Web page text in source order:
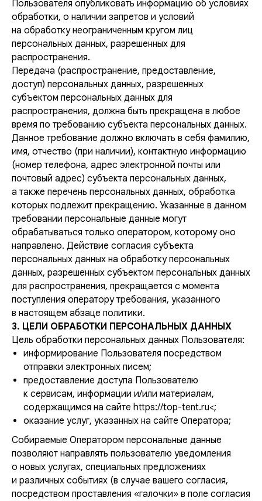
Пользователя опубликовать информацию об условиях
обработки, о наличии запретов и условий
на обработку неограниченным кругом лиц
персональных данных, разрешенных для
распространения.
Передача (распространение, предоставление,
доступ) персональных данных, разрешенных
субъектом персональных данных для
распространения, должна быть прекращена в любое
время по требованию субъекта персональных данных.
Данное требование должно включать в себя фамилию,
имя, отчество (при наличии), контактную информацию
(номер телефона, адрес электронной почты или
почтовый адрес) субъекта персональных данных,
а также перечень персональных данных, обработка
которых подлежит прекращению. Указанные в данном
требовании персональные данные могут
обрабатываться только оператором, которому оно
направлено. Действие согласия субъекта
персональных данных на обработку персональных
данных, разрешенных субъектом персональных данных
для распространения, прекращается с момента
поступления оператору требования, указанного
в настоящем абзаце политики.
3. ЦЕЛИ ОБРАБОТКИ ПЕРСОНАЛЬНЫХ ДАННЫХ
Цель обработки персональных данных Пользователя:
информирование Пользователя посредством
отправки электронных писем;
предоставление доступа Пользователю
к сервисам, информации и/или материалам,
содержащимся на сайте https://top-tent.ru<;
оказание услуг, указанных на сайте Оператора;
Собираемые Оператором персональные данные
позволяют направлять пользователю уведомления
о новых услугах, специальных предложениях
и различных событиях (в случае вашего согласия,
посредством проставления «галочки» в поле согласия